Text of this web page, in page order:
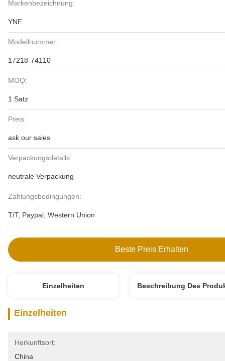
Markenbezeichnung:
YNF
Modellnummer:
17218-74110
MOQ:
1 Satz
Preis:
ask our sales
Verpackungsdetails:
neutrale Verpackung
Zahlungsbedingungen:
T/T, Paypal, Western Union
Beste Preis Erhalten
Einzelheiten Beschreibung Des
Einzelheiten
Herkunftsort:
China